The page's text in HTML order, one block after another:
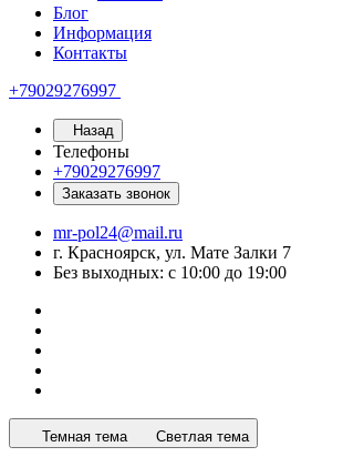
Блог
Информация
Контакты
+79029276997
Назад
Телефоны
+79029276997
Заказать звонок
mr-pol24@mail.ru
г. Красноярск, ул. Мате Залки 7
Без выходных: с 10:00 до 19:00
Темная тема Светлая тема